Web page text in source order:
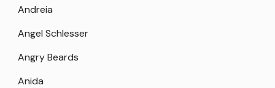
Andreia
Angel Schlesser
Angry Beards
Anida